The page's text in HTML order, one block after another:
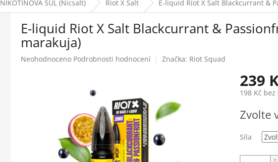
NIKOTINOVÁ SŮL (Nicsalt) Riot X Salt E-liquid Riot X Salt Blackcurrant &
E-liquid Riot X Salt Blackcurrant &
marakuja)
Průměrné
Neohodnoceno Podrobnosti hodnocení Značka: Riot Squad
239
198 Kč bez
cena:
Zvolte
Síla